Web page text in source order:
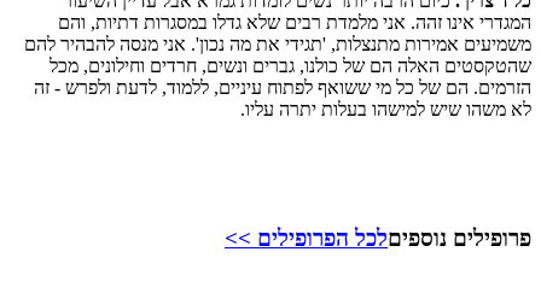
המגדרי אינו זהה. אני מלמדת רבים שלא גדלו במסגרות דתיות, והם
משמיעים אמירות מתנצלות, 'תגידי את מה נכון'. אני מנסה להבהיר להם
שהטקסטים האלה הם של כולנו, גברים ונשים, חרדים וחילונים, מכל
הזרמים. הם של כל מי ששואף לפתוח עיניים, ללמוד, לדעת ולפרש - זה
לא משהו שיש למישהו בעלות יתרה עליו.
פרופילים נוספיםלכל הפרופילים >>